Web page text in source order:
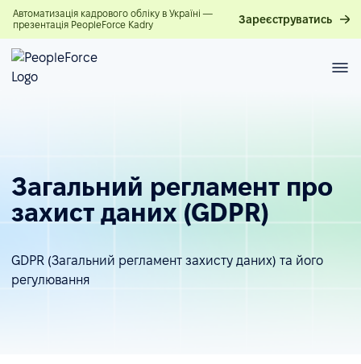
Автоматизація кадрового обліку в Україні —
презентація PeopleForce Kadry
Зареєструватись
Загальний регламент про
захист даних (GDPR)
GDPR (Загальний регламент захисту даних) та його
регулювання